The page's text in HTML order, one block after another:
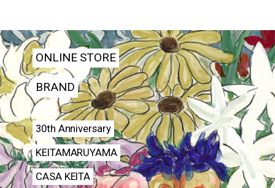
ONLINE STORE
BRAND
30th Anniversary
KEITAMARUYAMA
CASA KEITA